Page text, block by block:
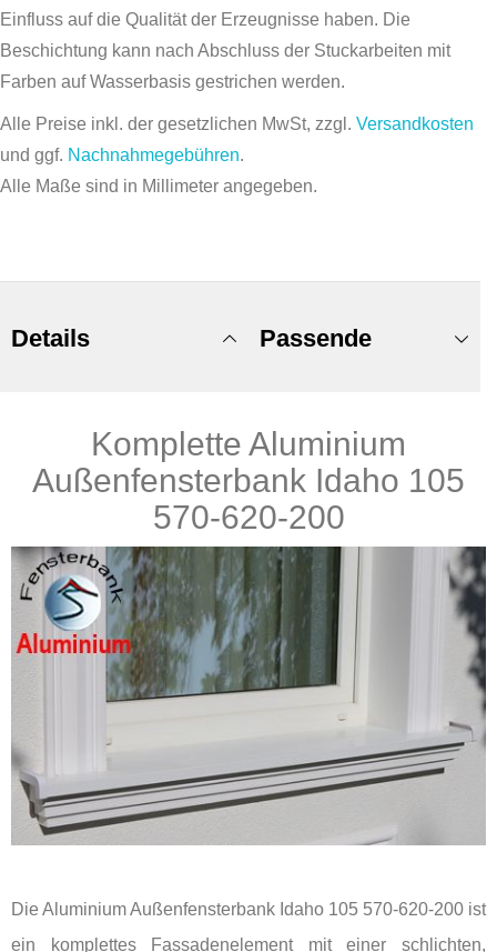
Einfluss auf die Qualität der Erzeugnisse haben. Die
Beschichtung kann nach Abschluss der Stuckarbeiten mit
Farben auf Wasserbasis gestrichen werden.
Alle Preise inkl. der gesetzlichen MwSt, zzgl. Versandkosten
und ggf. Nachnahmegebühren.
Alle Maße sind in Millimeter angegeben.
Details
Komplette Aluminium
Außenfensterbank Idaho 105
570-620-200
Die Aluminium Außenfensterbank Idaho 105 570-620-200 ist
ein komplettes Fassadenelement mit einer schlichten,
Passende
Produkte